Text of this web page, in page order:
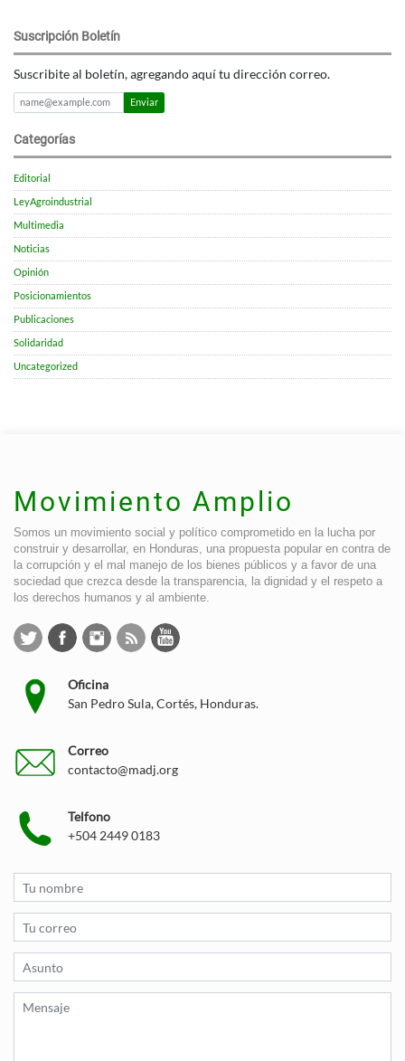
Suscripción Boletín
Suscribite al boletín, agregando aquí tu dirección correo.
Enviar
Categorías
Editorial
LeyAgroindustrial
Multimedia
Noticias
Opinión
Posicionamientos
Publicaciones
Solidaridad
Uncategorized
Movimiento Amplio
Somos un movimiento social y político comprometido en la lucha por
construir y desarrollar, en Honduras, una propuesta popular en contra de
la corrupción y el mal manejo de los bienes públicos y a favor de una
sociedad que crezca desde la transparencia, la dignidad y el respeto a
los derechos humanos y al ambiente.
Oficina
San Pedro Sula, Cortés, Honduras.
Correo
contacto@madj.org
Telfono
+504 2449 0183